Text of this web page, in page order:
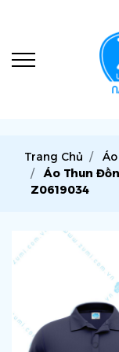
Trang Chủ
Áo Thun
Z0619034